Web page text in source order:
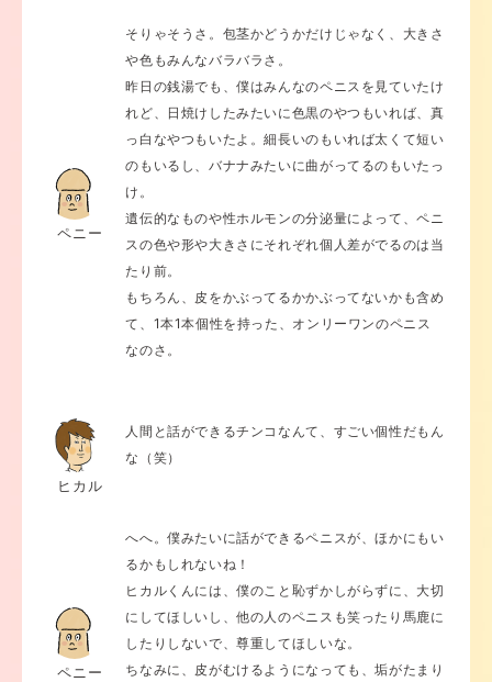
ペニー
そりゃそうさ。包茎かどうかだけじゃなく、大きさ
や色もみんなバラバラさ。
昨日の銭湯でも、僕はみんなのペニスを見ていたけ
れど、日焼けしたみたいに色黒のやつもいれば、真
っ白なやつもいたよ。細長いのもいれば太くて短い
のもいるし、バナナみたいに曲がってるのもいたっ
け。
遺伝的なものや性ホルモンの分泌量によって、ペニ
スの色や形や大きさにそれぞれ個人差がでるのは当
たり前。
もちろん、皮をかぶってるかかぶってないかも含め
て、1本1本個性を持った、オンリーワンのペニス
なのさ。
ヒカル
人間と話ができるチンコなんて、すごい個性だもん
な（笑）
ペニー
へへ。僕みたいに話ができるペニスが、ほかにもい
るかもしれないね！
ヒカルくんには、僕のこと恥ずかしがらずに、大切
にしてほしいし、他の人のペニスも笑ったり馬鹿に
したりしないで、尊重してほしいな。
ちなみに、皮がむけるようになっても、垢がたまり